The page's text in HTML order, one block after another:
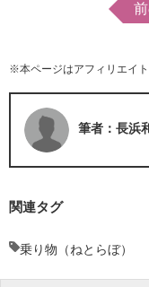
※本ページはアフィリエイ
筆者：長浜
関連タグ
乗り物（ねとらぼ）